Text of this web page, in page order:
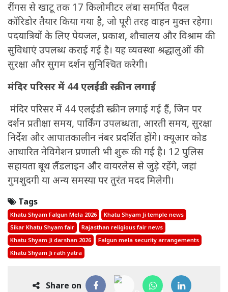
रींगस से खाटू तक 17 किलोमीटर लंबा समर्पित पैदल
कॉरिडोर तैयार किया गया है, जो पूरी तरह वाहन मुक्त रहेगा।
पदयात्रियों के लिए पेयजल, प्रकाश, शौचालय और विश्राम की
सुविधाएं उपलब्ध कराई गई है। यह व्यवस्था श्रद्धालुओं की
सुरक्षा और सुगम दर्शन सुनिश्चित करेगी।
मंदिर परिसर में 44 एलईडी स्क्रीन लगाई
मंदिर परिसर में 44 एलईडी स्क्रीन लगाई गई हैं, जिन पर
दर्शन प्रतीक्षा समय, पार्किंग उपलब्धता, आरती समय, सुरक्षा
निर्देश और आपातकालीन नंबर प्रदर्शित होंगे। क्यूआर कोड
आधारित नेविगेशन प्रणाली भी शुरू की गई है। 12 पुलिस
सहायता बूथ लैंडलाइन और वायरलेस से जुड़े रहेंगे, जहां
गुमशुदगी या अन्य समस्या पर तुरंत मदद मिलेगी।
Tags
Khatu Shyam Falgun Mela 2026
Khatu Shyam Ji temple news
Sikar Khatu Shyam fair
Rajasthan religious fair news
Khatu Shyam Ji darshan 2026
Falgun mela security arrangements
Khatu Shyam Ji rath yatra
Share on